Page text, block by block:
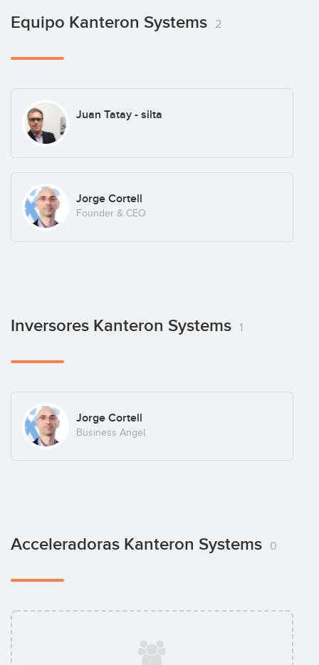
Equipo Kanteron Systems 2
Juan Tatay - silta
Jorge Cortell
Founder & CEO
Inversores Kanteron Systems 1
Jorge Cortell
Business Angel
Acceleradoras Kanteron Systems 0